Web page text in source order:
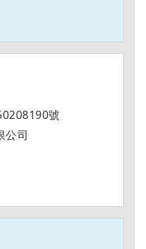
號
公司